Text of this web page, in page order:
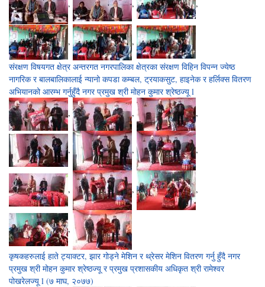
, , ,
, ,
संरक्षण विषयगत क्षेत्र अन्तरगत नगरपालिका क्षेत्रका संरक्षण विहिन विपन्न ज्येष्ठ
नागरिक र बालबालिकालाई न्यानो कपडा कम्बल, ट्रयाकसुट, हाइनेक र हर्लिक्स वितरण
अभियानको आरम्भ गर्नुहुँदै नगर प्रमुख श्री मोहन कुमार श्रेष्ठज्यू l
,
, ,
, , ,
, , ,
,
कृषकहरुलाई हाते ट्याक्टर, झार गोड्ने मेशिन र थ्रेसर मेशिन वितरण गर्नु हुँदै नगर
प्रमुख श्री मोहन कुमार श्रेष्ठज्यू र प्रमुख प्रशासकीय अधिकृत श्री रामेश्वर
पोखरेलज्यू l (७ माघ, २०७७)